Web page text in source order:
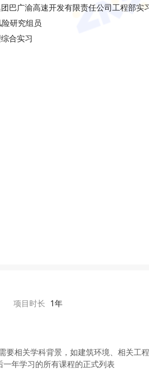
巴广渝高速开发有限责任公司工程部实
研究组员
合实习
项目时长 1年
要相关学科背景，如建筑环境、相关工
年学习的所有课程的正式列表